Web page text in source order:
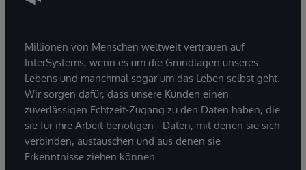
Millionen von Menschen weltweit vertrauen auf
InterSystems, wenn es um die Grundlagen unseres
Lebens und manchmal sogar um das Leben selbst geht.
Wir sorgen dafür, dass unsere Kunden einen
zuverlässigen Echtzeit-Zugang zu den Daten haben, die
sie für ihre Arbeit benötigen - Daten, mit denen sie sich
verbinden, austauschen und aus denen sie
Erkenntnisse ziehen können.